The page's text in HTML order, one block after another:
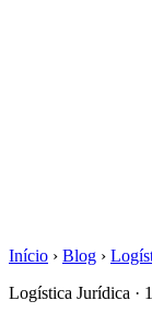
Início › Blog ›
Logística Jurídica ·